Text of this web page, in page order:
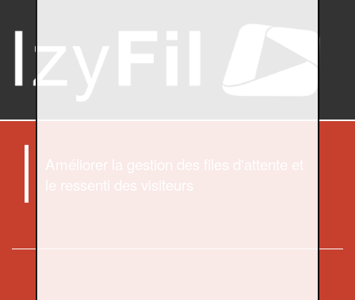
Améliorer la gestion des files d'attente et
le ressenti des visiteurs